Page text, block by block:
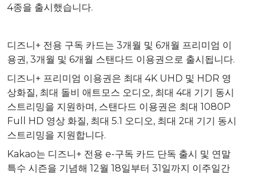
4종을 출시했습니다.
디즈니+ 전용 구독 카드는 3개월 및 6개월 프리미엄 이
용권, 3개월 및 6개월 스탠다드 이용권으로 출시됩니다.
디즈니+ 프리미엄 이용권은 최대 4K UHD 및 HDR 영
상화질, 최대 돌비 애트모스 오디오, 최대 4대 기기 동시
스트리밍을 지원하며, 스탠다드 이용권은 최대 1080P
Full HD 영상 화질, 최대 5.1 오디오, 최대 2대 기기 동시
스트리밍을 지원합니다.
Kakao는 디즈니+ 전용 e-구독 카드 단독 출시 및 연말
특수 시즌을 기념해 12월 18일부터 31일까지 이주일간